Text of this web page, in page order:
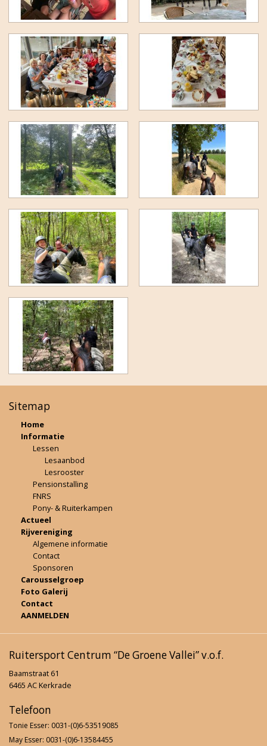
Sitemap
Home
Informatie
Lessen
Lesaanbod
Lesrooster
Pensionstalling
FNRS
Pony- & Ruiterkampen
Actueel
Rijvereniging
Algemene informatie
Contact
Sponsoren
Carousselgroep
Foto Galerij
Contact
AANMELDEN
Ruitersport Centrum “De Groene Vallei” v.o.f.
Baamstraat 61
6465 AC Kerkrade
Telefoon
Tonie Esser: 0031-(0)6-53519085
May Esser: 0031-(0)6-13584455